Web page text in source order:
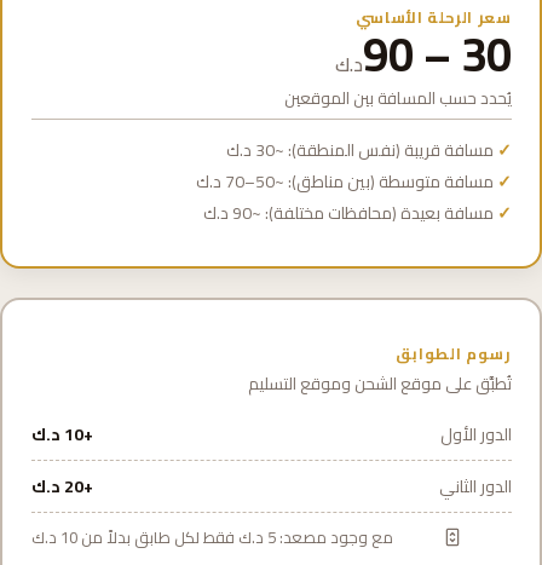
سعر الرحلة الأساسي
30 – 90 د.ك
يُحدد حسب المسافة بين الموقعين
مسافة قريبة (نفس المنطقة): ~30 د.ك
مسافة متوسطة (بين مناطق): ~50–70 د.ك
مسافة بعيدة (محافظات مختلفة): ~90 د.ك
رسوم الطوابق
تُطبَّق على موقع الشحن وموقع التسليم
الدور الأول
+10 د.ك
الدور الثاني
+20 د.ك
مع وجود مصعد: 5 د.ك فقط لكل طابق بدلاً من 10 د.ك